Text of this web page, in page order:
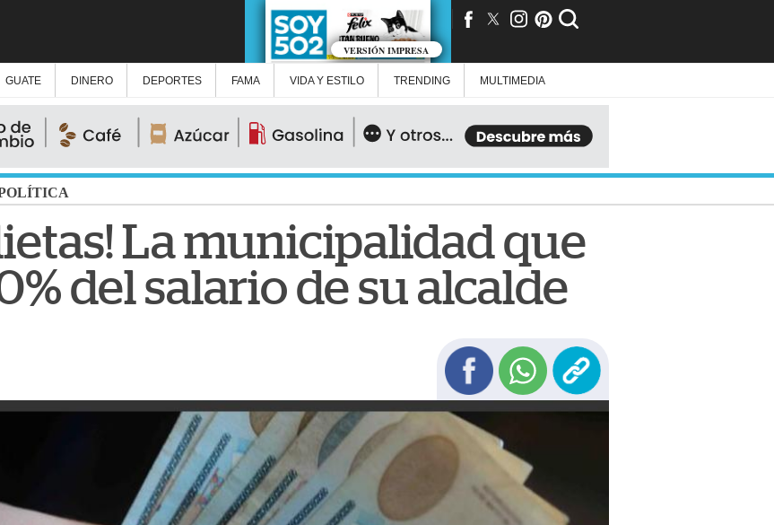
VERSIÓN IMPRESA
GUATE DINERO DEPORTES FAMA VIDA Y ESTILO TRENDING MULTIMEDIA
La municipalidad que
del salario de su alcalde